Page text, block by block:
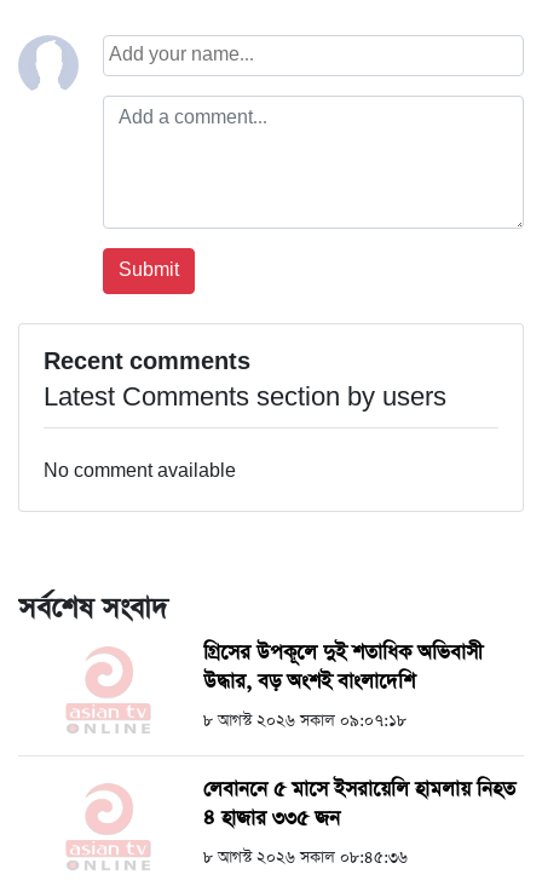
Recent comments
Latest Comments section by users
No comment available
সর্বশেষ সংবাদ
গ্রিসের উপকূলে দুই শতাধিক অভিবাসী
উদ্ধার, বড় অংশই বাংলাদেশি
৮ আগস্ট ২০২৬ সকাল ০৯:০৭:১৮
লেবাননে ৫ মাসে ইসরায়েলি হামলায় নিহত
৪ হাজার ৩৩৫ জন
৮ আগস্ট ২০২৬ সকাল ০৮:৪৫:৩৬